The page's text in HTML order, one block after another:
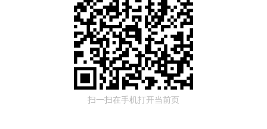
扫一扫在手机打开当前页